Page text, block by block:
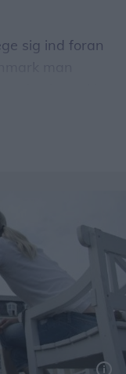
sig ind foran
muligheder for
frit udsyn
fjordene og de
om den
arter sig.